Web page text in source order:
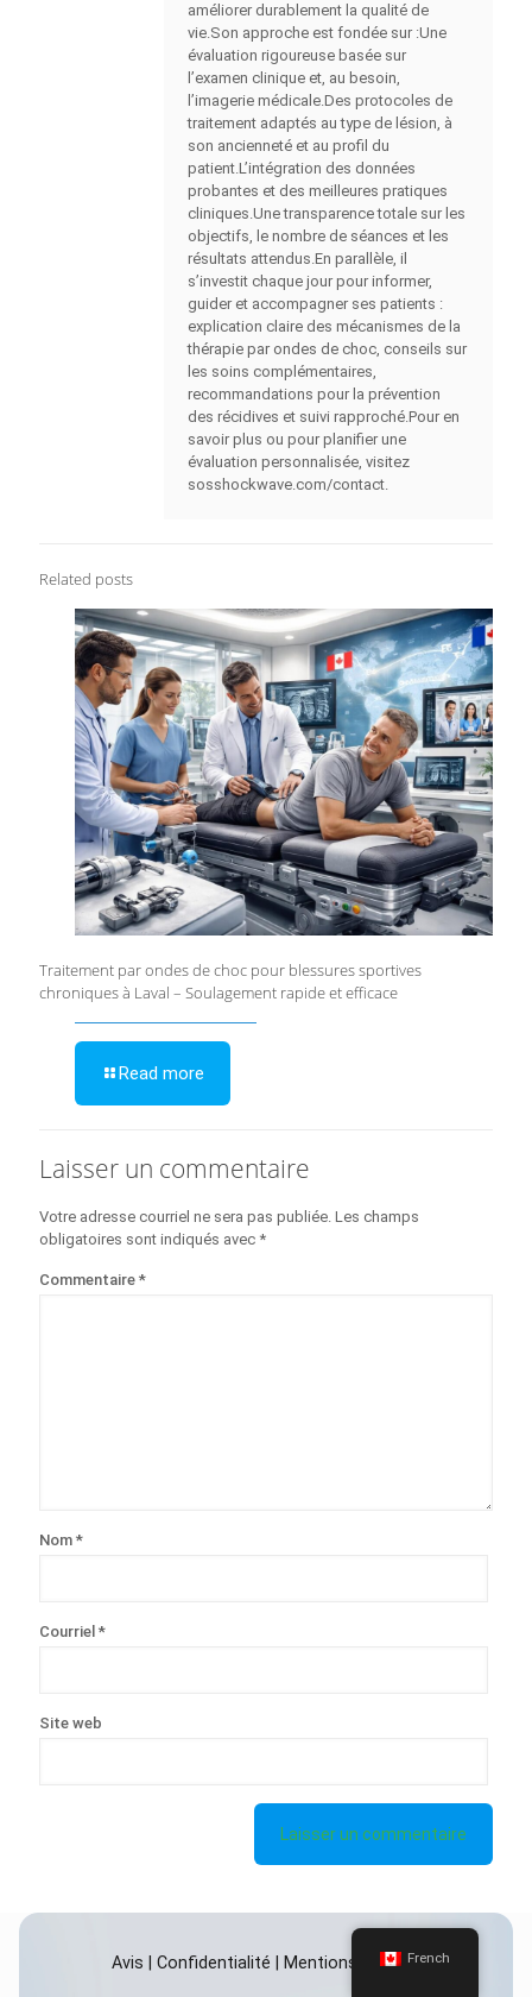
améliorer durablement la qualité de
vie.Son approche est fondée sur :Une
évaluation rigoureuse basée sur
l’examen clinique et, au besoin,
l’imagerie médicale.Des protocoles de
traitement adaptés au type de lésion, à
son ancienneté et au profil du
patient.L’intégration des données
probantes et des meilleures pratiques
cliniques.Une transparence totale sur les
objectifs, le nombre de séances et les
résultats attendus.En parallèle, il
s’investit chaque jour pour informer,
guider et accompagner ses patients :
explication claire des mécanismes de la
thérapie par ondes de choc, conseils sur
les soins complémentaires,
recommandations pour la prévention
des récidives et suivi rapproché.Pour en
savoir plus ou pour planifier une
évaluation personnalisée, visitez
sosshockwave.com/contact.
Related posts
Traitement par ondes de choc pour blessures sportives
chroniques à Laval – Soulagement rapide et efficace
Read more
Laisser un commentaire
Votre adresse courriel ne sera pas publiée. Les champs
obligatoires sont indiqués avec *
Commentaire *
Nom *
Courriel *
Site web
Avis Confidentialité Mentions LégalesFrench